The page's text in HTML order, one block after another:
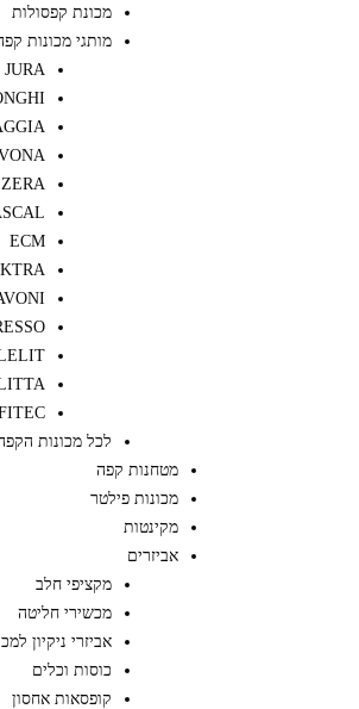
מכונת קפסולות
מותגי מכונות
JURA
ECM
לכל מכונות
מטחנות קפה
מכונות פילטר
מקינטות
אביזרים
מקציפי חלב
מכשירי חליטה
אביזרי ניקיון
כוסות וכלים
קופסאות אחסון